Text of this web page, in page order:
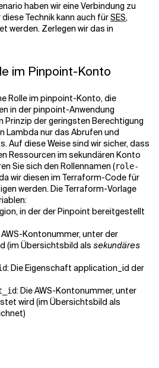
haben wir eine Verbindung zu
Technik kann auch fürSES,
werden. Zerlegen wir das in
im Pinpoint-Konto
Rolle im pinpoint-Konto, die
in der pinpoint-Anwendung
Prinzip der geringsten Berechtigung
Lambda nur das Abrufen und
Auf diese Weise sind wir sicher, dass
Ressourcen im sekundären Konto
Sie sich den Rollennamen (role-
wir diesen im Terraform-Code für
werden. Die Terraform-Vorlage
in der der Pinpoint bereitgestellt
AWS-Kontonummer, unter der
(im Übersichtsbild als sekundäres
: Die Eigenschaft application_id der
: Die AWS-Kontonummer, unter
wird (im Übersichtsbild als